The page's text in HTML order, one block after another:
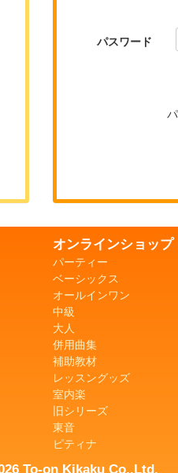
パスワード
オンラインショップ
パーティー
ベーシックス
オールインワン
中級
大人
併用曲集
補助教材
レッスングッズ
室内楽
旧シリーズ
東音
ピティナ
To-on Kikaku Co.,Ltd.